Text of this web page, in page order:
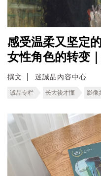
感受温柔又坚定
女性角色的转变
撰文 迷誠品內容中心
诚品专栏 长大後才懂 影像